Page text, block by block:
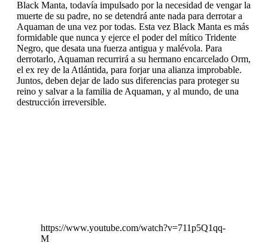
Black Manta, todavía impulsado por la necesidad de vengar la
muerte de su padre, no se detendrá ante nada para derrotar a
Aquaman de una vez por todas. Esta vez Black Manta es más
formidable que nunca y ejerce el poder del mítico Tridente
Negro, que desata una fuerza antigua y malévola. Para
derrotarlo, Aquaman recurrirá a su hermano encarcelado Orm,
el ex rey de la Atlántida, para forjar una alianza improbable.
Juntos, deben dejar de lado sus diferencias para proteger su
reino y salvar a la familia de Aquaman, y al mundo, de una
destrucción irreversible.
https://www.youtube.com/watch?v=711p5Q1qq-
M